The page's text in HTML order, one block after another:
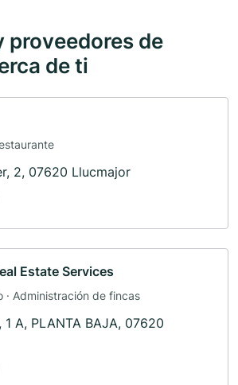
proveedores de
de ti
2, 07620 Llucmajor
Estate Services
· Administración de fincas
1 A, PLANTA BAJA, 07620